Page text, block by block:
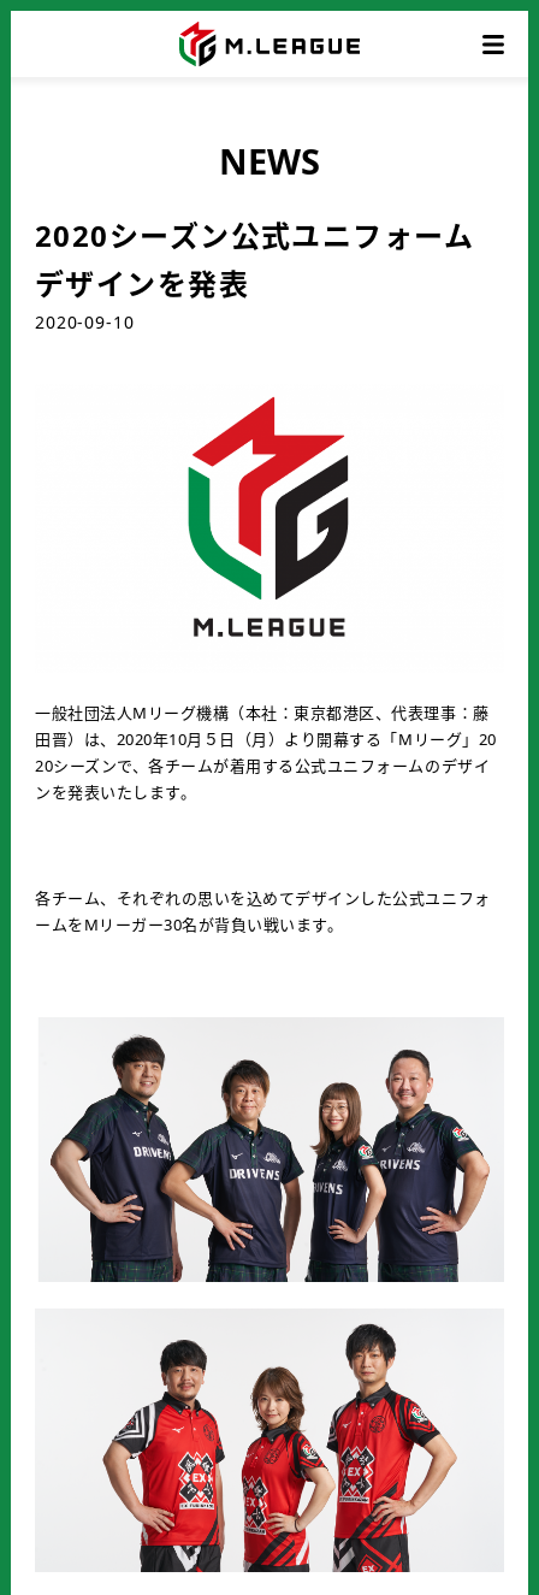
NEWS
2020シーズン公式ユニフォーム
デザインを発表
2020-09-10
一般社団法人Mリーグ機構（本社：東京都港区、代表理事：藤
田晋）は、2020年10月５日（月）より開幕する「Mリーグ」20
20シーズンで、各チームが着用する公式ユニフォームのデザイ
ンを発表いたします。
各チーム、それぞれの思いを込めてデザインした公式ユニフォ
ームをMリーガー30名が背負い戦います。